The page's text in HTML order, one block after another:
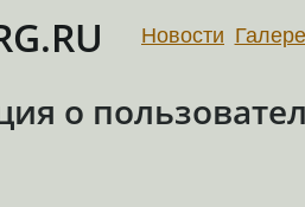
Новости
о